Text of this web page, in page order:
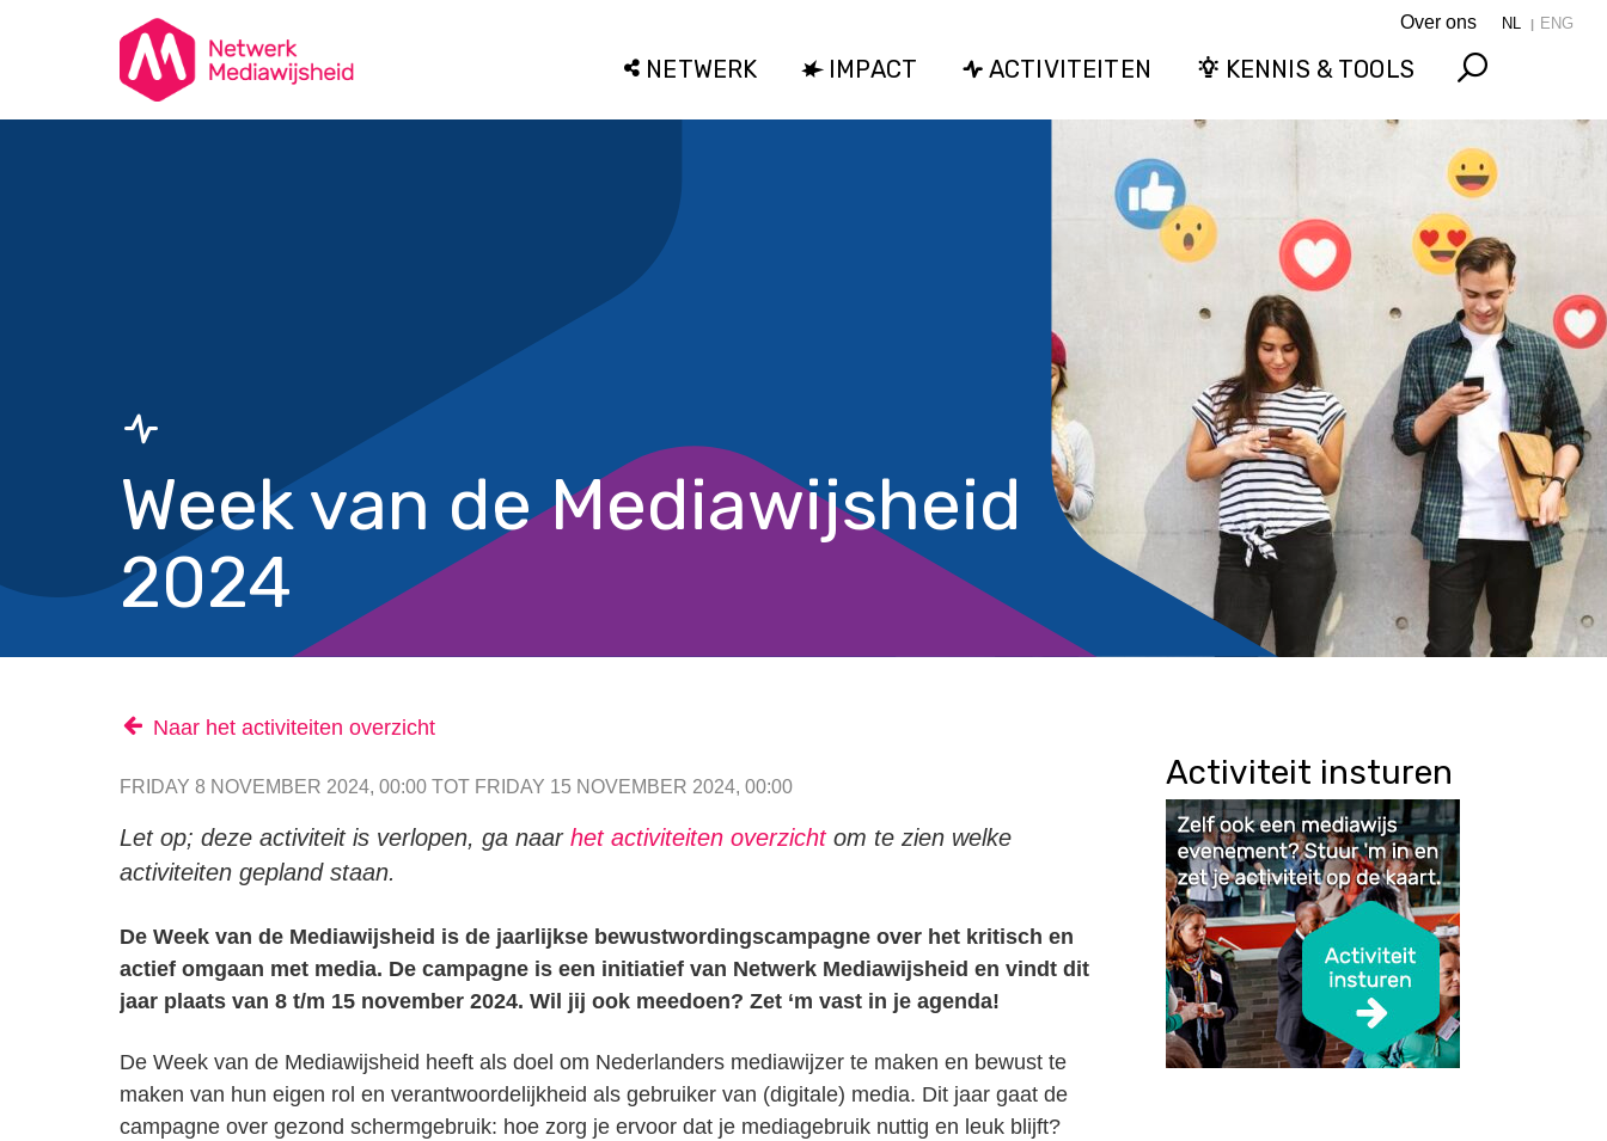
Over ons NL ENG
NETWERK IMPACT ACTIVITEITEN KENNIS & TOOLS
Week van de Mediawijsheid
2024
Naar het activiteiten overzicht
FRIDAY 8 NOVEMBER 2024, 00:00 TOT FRIDAY 15 NOVEMBER 2024, 00:00
Let op; deze activiteit is verlopen, ga naar het activiteiten overzichtom te zien welke
activiteiten gepland staan.
De Week van de Mediawijsheid is de jaarlijkse bewustwordingscampagne over het kritisch en
actief omgaan met media. De campagne is een initiatief van Netwerk Mediawijsheid en vindt dit
jaar plaats van 8 t/m 15 november 2024. Wil jij ook meedoen? Zet ‘m vast in je agenda!
De Week van de Mediawijsheid heeft als doel om Nederlanders mediawijzer te maken en bewust te
maken van hun eigen rol en verantwoordelijkheid als gebruiker van (digitale) media. Dit jaar gaat de
campagne over gezond schermgebruik: hoe zorg je ervoor dat je mediagebruik nuttig en leuk blijft?
Activiteit insturen